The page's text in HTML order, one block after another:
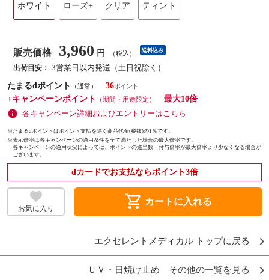
ホワイト ローズ+ クリア ティント
販売価格 3,960 円 （税込） 送料込み
出荷目安： 3営業日以内発送（土日祝除く）
たまるdポイント
（通常）
36
+キャンペーンポイント
（期間・用途限定）
最大10倍
各キャンペーン詳細およびエントリーはこちら
※たまるdポイントはポイント支払を除く商品代金(税抜)の1％です。
※表示倍率は各キャンペーンの適用条件を全て満たした場合の最大倍率です。
各キャンペーンの適用状況によっては、ポイントの進呈数・付与倍率が最大倍率より少なくなる場合が
ございます。
dカードでお支払ならポイント3倍
お気に入り shopping_cart カートに入れる
エクセレントメディカル トップに戻る
ＵＶ・日焼け止め その他の一覧を見る